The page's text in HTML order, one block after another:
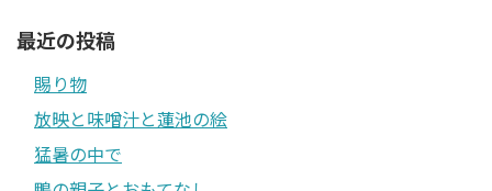
最近の投稿
賜り物
放映と味噌汁と蓮池の絵
猛暑の中で